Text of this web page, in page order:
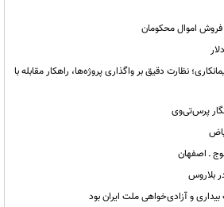
فروش اموال محکومان
نظارت دقیق بر واگذاری پروژه‌ها، راهکار مقابله با
پرس‌تی‌وی
بلاروس
و آزادی‌خواهی ملت ایران بود